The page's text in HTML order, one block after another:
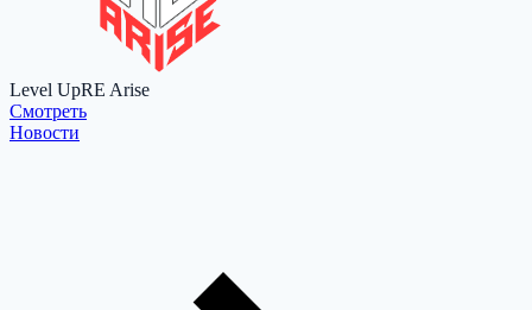
Level UpRE Arise
Cмотреть
Новости